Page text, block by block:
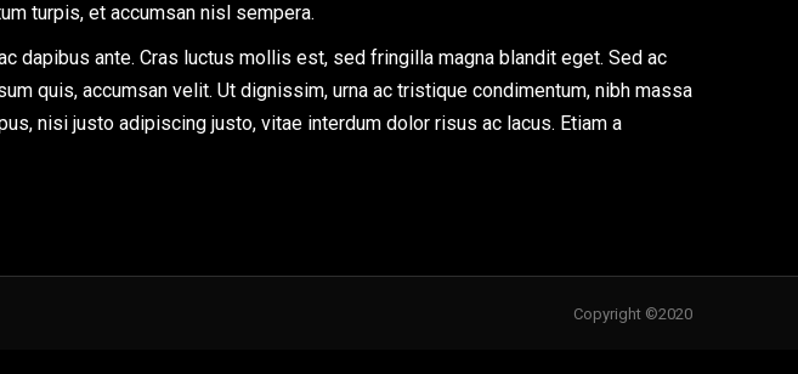
turpis, et accumsan nisl sempera.
dapibus ante. Cras luctus mollis est, sed fringilla magna blandit eget. Sed ac
quis, accumsan velit. Ut dignissim, urna ac tristique condimentum, nibh massa
nisi justo adipiscing justo, vitae interdum dolor risus ac lacus. Etiam a
Copyright ©2020